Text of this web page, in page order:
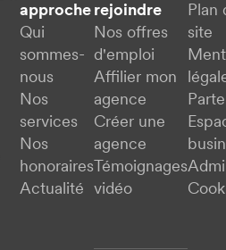
approche
Qui
sommes-
nous
Nos
services
Nos
honoraires
Actualité
rejoindre
Nos offres
d'emploi
Affilier mon
agence
Créer une
agence
Témoignages
vidéo
Plan
site